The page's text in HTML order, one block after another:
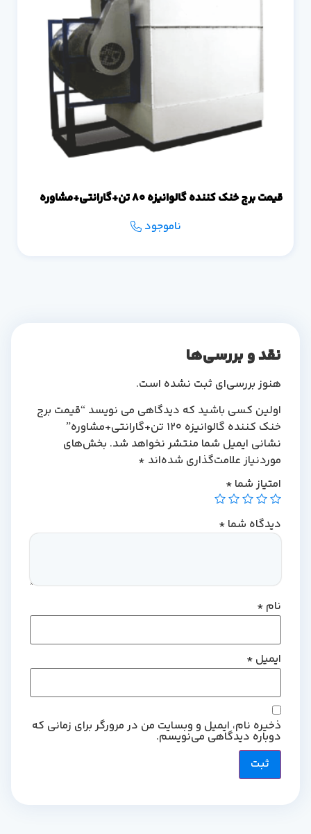
قیمت برج خنک کننده گالوانیزه 80 تن+گارانتی+مشاوره
ناموجود
نقد و بررسی‌ها
هنوز بررسی‌ای ثبت نشده است.
اولین کسی باشید که دیدگاهی می نویسد “قیمت برج
خنک کننده گالوانیزه 120 تن+گارانتی+مشاوره”
نشانی ایمیل شما منتشر نخواهد شد. بخش‌های
موردنیاز علامت‌گذاری شده‌اند *
امتیاز شما *
دیدگاه شما *
نام *
ایمیل *
ذخیره نام، ایمیل و وبسایت من در مرورگر برای زمانی که
دوباره دیدگاهی می‌نویسم.